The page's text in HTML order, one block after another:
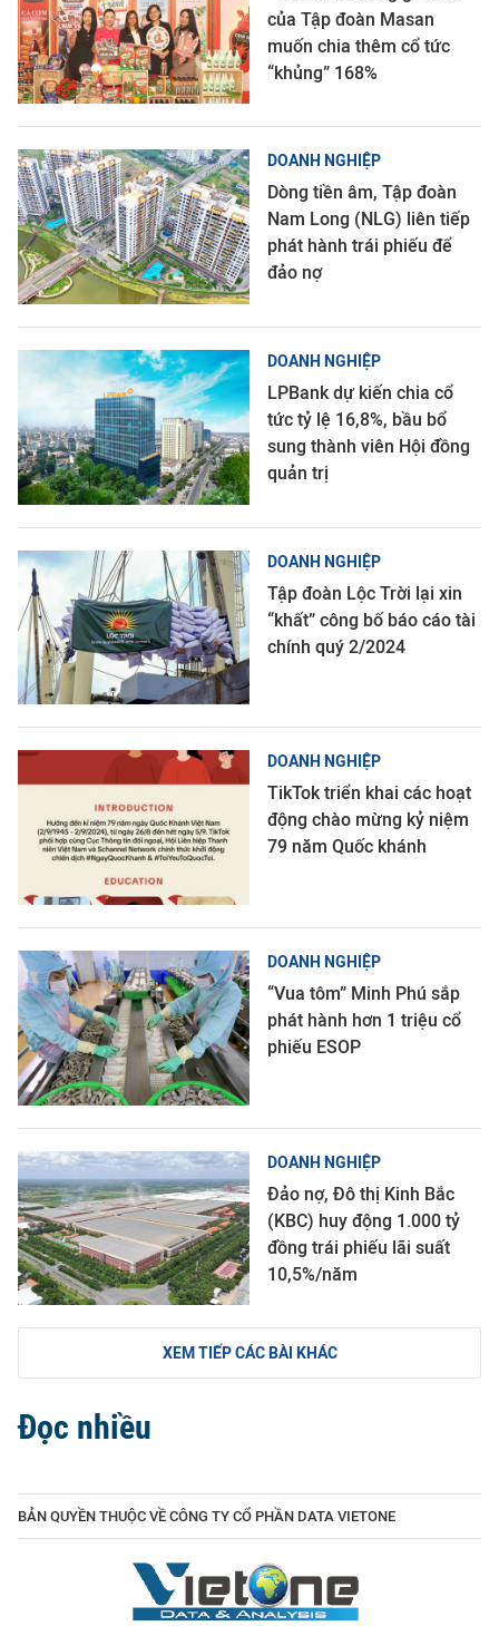
của Tập đoàn Masan
muốn chia thêm cổ tức
“khủng” 168%
DOANH NGHIỆP
Dòng tiền âm, Tập đoàn
Nam Long (NLG) liên tiếp
phát hành trái phiếu để
đảo nợ
DOANH NGHIỆP
LPBank dự kiến chia cổ
tức tỷ lệ 16,8%, bầu bổ
sung thành viên Hội đồng
quản trị
DOANH NGHIỆP
Tập đoàn Lộc Trời lại xin
“khất” công bố báo cáo tài
chính quý 2/2024
DOANH NGHIỆP
TikTok triển khai các hoạt
động chào mừng kỷ niệm
79 năm Quốc khánh
DOANH NGHIỆP
“Vua tôm” Minh Phú sắp
phát hành hơn 1 triệu cổ
phiếu ESOP
DOANH NGHIỆP
Đảo nợ, Đô thị Kinh Bắc
(KBC) huy động 1.000 tỷ
đồng trái phiếu lãi suất
10,5%/năm
XEM TIẾP CÁC BÀI KHÁC
Đọc nhiều
BẢN QUYỀN THUỘC VỀ CÔNG TY CỔ PHẦN DATA VIETONE